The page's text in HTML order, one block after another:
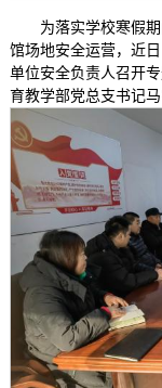
为落实学校寒假
馆场地安全运营，近
单位安全负责人召开
育教学部党总支书记马